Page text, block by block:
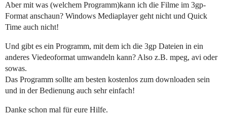
Aber mit was (welchem Programm)kann ich die Filme im 3gp-
Format anschaun? Windows Mediaplayer geht nicht und Quick
Time auch nicht!
Und gibt es ein Programm, mit dem ich die 3gp Dateien in ein
anderes Viedeoformat umwandeln kann? Also z.B. mpeg, avi oder
sowas.
Das Programm sollte am besten kostenlos zum downloaden sein
und in der Bedienung auch sehr einfach!
Danke schon mal für eure Hilfe.